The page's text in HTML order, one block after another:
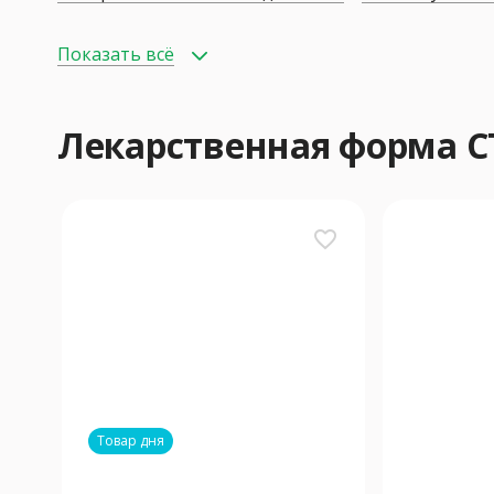
Показать всё
Лекарственная форма
favorite_border
Товар дня